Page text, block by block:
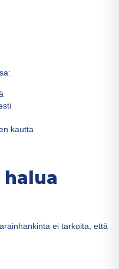
kautta
ei tarkoita, että